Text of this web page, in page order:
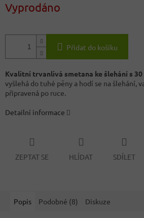
Vyprodáno
Přidat do košíku
Kvalitní trvanlivá smetana ke šlehání s 30
vyšlehá do tuhé pěny a hodí se na šlehání,
připravená po ruce.
Detailní informace
ZEPTAT SE HLÍDAT SDÍLET
Popis Podobné (8) Diskuze